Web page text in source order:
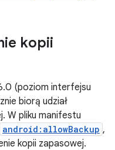
kopii
(poziom interfejsu
biorą udział
W pliku manifestu
android:allowBackup ,
kopii zapasowej.